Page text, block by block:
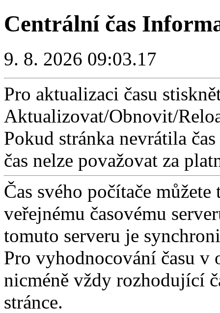
Centrální čas
9. 8. 2026 09:03.17
Pro aktualizaci času
Aktualizovat/Obnovit/
Pokud stránka nevrátila
čas nelze považovat za
Čas svého počítače
veřejnému časovému
tomuto serveru je
Pro vyhodnocování času v
nicméně vždy rozhodující
stránce.